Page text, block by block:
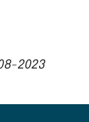
2023